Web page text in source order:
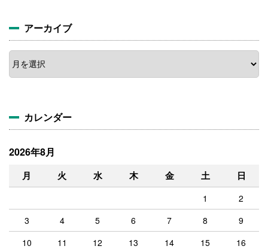
アーカイブ
ア
ー
カ
カレンダー
2026年8月
月 火 水 木 金 土 日
1
2
3
4 5 6 7 8
9
10
11 12 13 14 15
16